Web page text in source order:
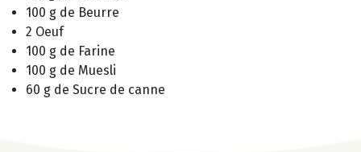
100 g de Beurre
2 Oeuf
100 g de Farine
100 g de Muesli
60 g de Sucre de canne